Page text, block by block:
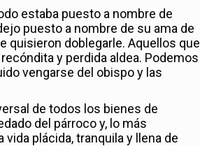
estaba puesto a nombre de
puesto a nombre de su ama de
quisieron doblegarle. Aquellos que
y perdida aldea. Podemos
vengarse del obispo y las
de todos los bienes de
del párroco y, lo más
plácida, tranquila y llena de